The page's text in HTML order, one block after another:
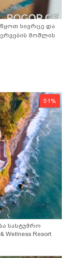
სივრცე და
მოშლის
51%
სასტუმრო
Wellness Resort